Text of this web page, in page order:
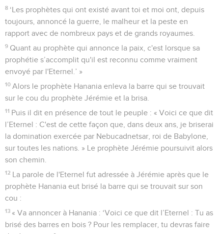
8 ‘Les prophètes qui ont existé avant toi et moi ont, depuis
toujours, annoncé la guerre, le malheur et la peste en
rapport avec de nombreux pays et de grands royaumes.
9 Quant au prophète qui annonce la paix, c'est lorsque sa
prophétie s’accomplit qu'il est reconnu comme vraiment
envoyé par l'Eternel.’ »
10 Alors le prophète Hanania enleva la barre qui se trouvait
sur le cou du prophète Jérémie et la brisa.
11 Puis il dit en présence de tout le peuple : « Voici ce que dit
l’Eternel : C'est de cette façon que, dans deux ans, je briserai
la domination exercée par Nebucadnetsar, roi de Babylone,
sur toutes les nations. » Le prophète Jérémie poursuivit alors
son chemin.
12 La parole de l'Eternel fut adressée à Jérémie après que le
prophète Hanania eut brisé la barre qui se trouvait sur son
cou :
13 « Va annoncer à Hanania : ‘Voici ce que dit l’Eternel : Tu as
brisé des barres en bois ? Pour les remplacer, tu devras faire